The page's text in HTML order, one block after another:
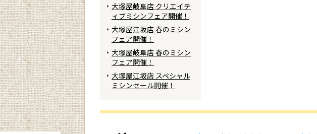
大塚屋岐阜店 クリエイテ
ィブミシンフェア開催！
大塚屋江坂店 春のミシン
フェア開催！
大塚屋岐阜店 春のミシン
フェア開催！
大塚屋江坂店 スペシャル
ミシンセール開催！